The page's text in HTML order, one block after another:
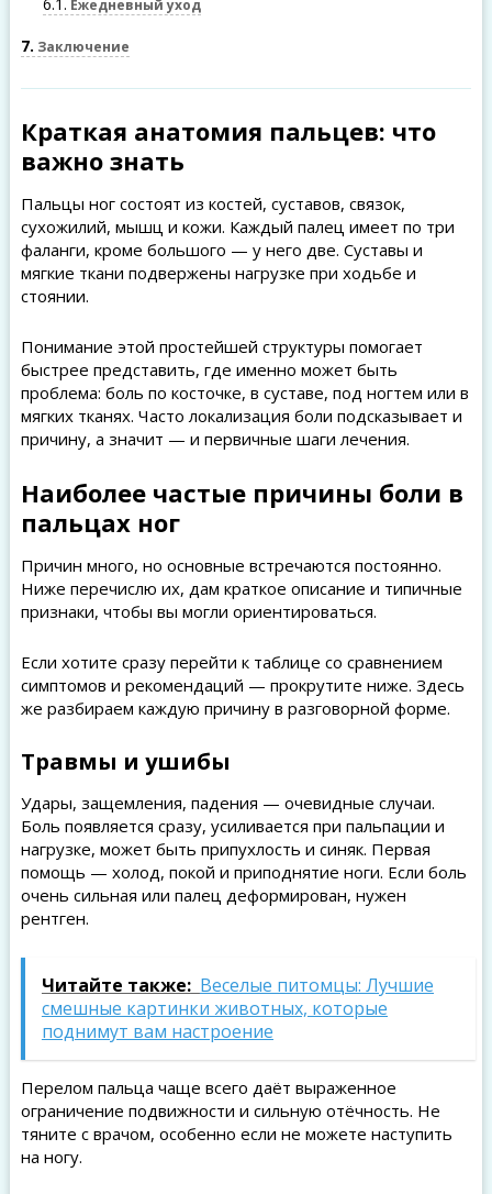
Ежедневный уход
7 Заключение
Краткая анатомия пальцев: что
важно знать
Пальцы ног состоят из костей, суставов, связок,
сухожилий, мышц и кожи. Каждый палец имеет по три
фаланги, кроме большого — у него две. Суставы и
мягкие ткани подвержены нагрузке при ходьбе и
стоянии.
Понимание этой простейшей структуры помогает
быстрее представить, где именно может быть
проблема: боль по косточке, в суставе, под ногтем или в
мягких тканях. Часто локализация боли подсказывает и
причину, а значит — и первичные шаги лечения.
Наиболее частые причины боли в
пальцах ног
Причин много, но основные встречаются постоянно.
Ниже перечислю их, дам краткое описание и типичные
признаки, чтобы вы могли ориентироваться.
Если хотите сразу перейти к таблице со сравнением
симптомов и рекомендаций — прокрутите ниже. Здесь
же разбираем каждую причину в разговорной форме.
Травмы и ушибы
Удары, защемления, падения — очевидные случаи.
Боль появляется сразу, усиливается при пальпации и
нагрузке, может быть припухлость и синяк. Первая
помощь — холод, покой и приподнятие ноги. Если боль
очень сильная или палец деформирован, нужен
рентген.
Читайте также: Веселые питомцы: Лучшие
смешные картинки животных, которые
поднимут вам настроение
Перелом пальца чаще всего даёт выраженное
ограничение подвижности и сильную отёчность. Не
тяните с врачом, особенно если не можете наступить
на ногу.